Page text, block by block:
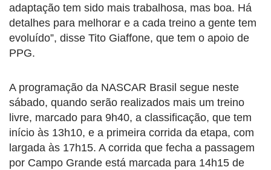
adaptação tem sido mais trabalhosa, mas boa. Há
detalhes para melhorar e a cada treino a gente tem
evoluído”, disse Tito Giaffone, que tem o apoio de
PPG.
A programação da NASCAR Brasil segue neste
sábado, quando serão realizados mais um treino
livre, marcado para 9h40, a classificação, que tem
início às 13h10, e a primeira corrida da etapa, com
largada às 17h15. A corrida que fecha a passagem
por Campo Grande está marcada para 14h15 de